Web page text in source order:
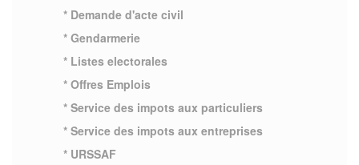
* Demande d'acte civil
* Gendarmerie
* Listes electorales
* Offres Emplois
* Service des impots aux particuliers
* Service des impots aux entreprises
* URSSAF